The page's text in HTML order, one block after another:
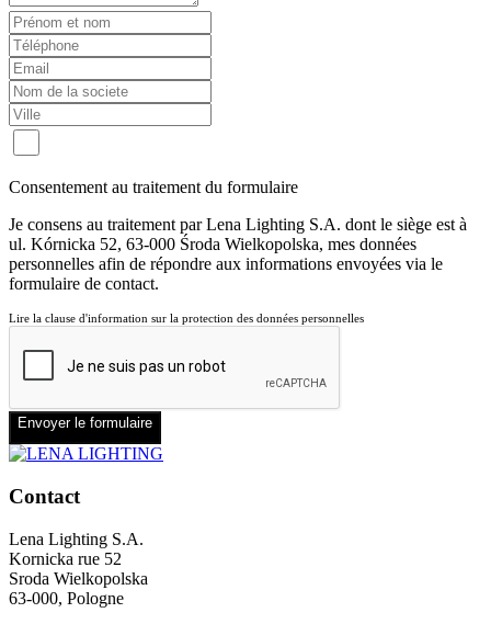
Consentement au traitement du formulaire
Je consens au traitement par Lena Lighting S.A. dont le siège est à
ul. Kórnicka 52, 63-000 Środa Wielkopolska, mes données
personnelles afin de répondre aux informations envoyées via le
formulaire de contact.
Lire la clause d'information sur la protection des données personnelles
Envoyer le formulaire
Contact
Lena Lighting S.A.
Kornicka rue 52
Sroda Wielkopolska
63-000, Pologne